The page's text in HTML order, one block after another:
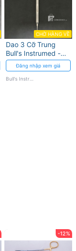
CHỜ HÀNG VỀ
Dao 3 Cỡ Trung
Bull's Instrumed -
Độ Chính Xác Cao
Đăng nhập xem giá
Bull's Instrumed
-12%